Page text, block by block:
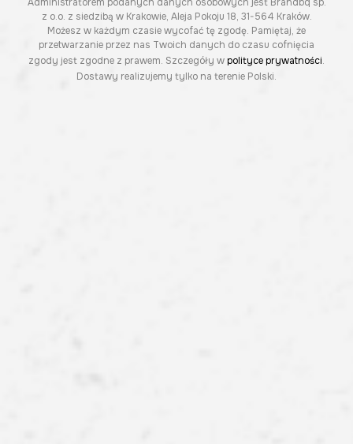
Administratorem podanych danych osobowych jest Brandbq sp.
z o.o. z siedzibą w Krakowie, Aleja Pokoju 18, 31-564 Kraków.
Możesz w każdym czasie wycofać tę zgodę. Pamiętaj, że
przetwarzanie przez nas Twoich danych do czasu cofnięcia
zgody jest zgodne z prawem. Szczegóły w polityce prywatności.
Dostawy realizujemy tylko na terenie Polski.